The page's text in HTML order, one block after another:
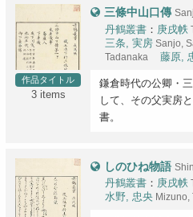
作品タイトル
3 items
三條中山口傳
丹鶴叢書： 庚戌帙
三条, 実房Sanjo,
Tadanaka 藤原,
鎌倉時代の公卿・
して、その父実房
書。
しのひね物語
丹鶴叢書： 庚戌帙
水野, 忠央Mizuno,